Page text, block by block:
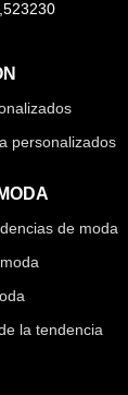
personalizados
de moda
la tendencia